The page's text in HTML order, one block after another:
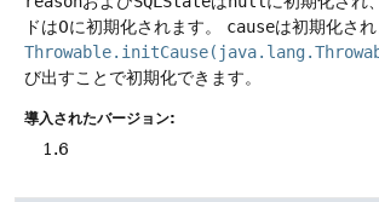
ドは0に初期化されます。
causeは初期化さ
び出すことで初期化できます。
導入されたバージョン:
1.6